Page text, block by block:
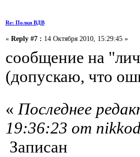
Re: Полки ВДВ
« Reply #7 : 14 Октября 2010, 15:29:45 »
сообщение на
(допускаю, что
« Последнее
19:36:23 от
Записан